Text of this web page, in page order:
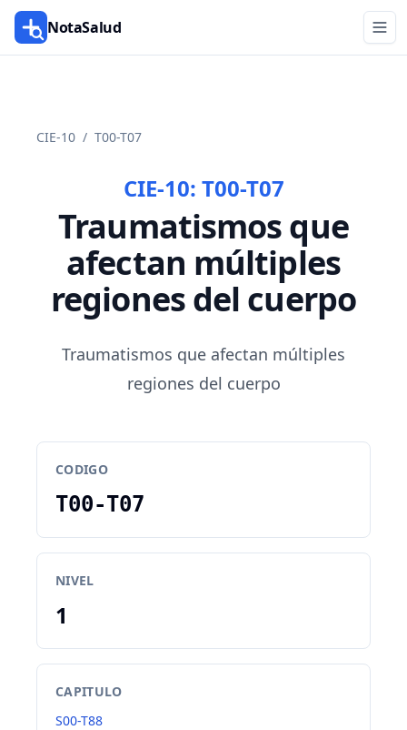
NotaSalud
CIE-10 / T00-T07
CIE-10: T00-T07
Traumatismos que
afectan múltiples
regiones del cuerpo
Traumatismos que afectan múltiples
regiones del cuerpo
CODIGO
T00-T07
NIVEL
1
CAPITULO
S00-T88